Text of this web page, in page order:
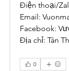
Điện thoại/
Email:
Facebook:
Địa chỉ: Tân
0